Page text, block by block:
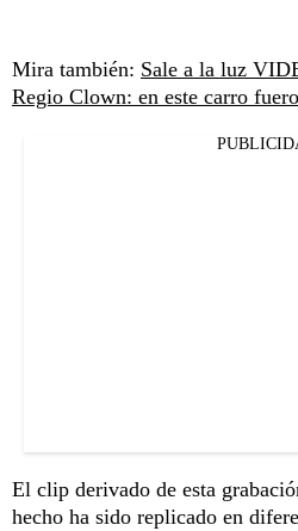
Mira también: Sale a la luz
Regio Clown: en este carro
El clip derivado de esta
hecho ha sido replicado en